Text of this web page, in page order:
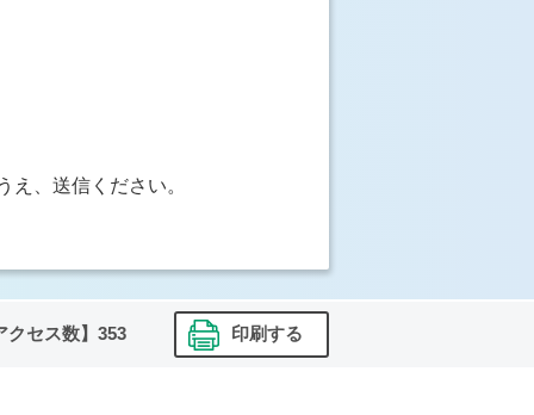
、送信ください。
クセス数】 353 印刷する